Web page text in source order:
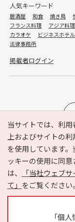
当サイトでは、利
上およびサイトの
を使用しています
ッキーの使用に同
は、
「当社ウェブ
て」 をご覧ください。
「個
e-NAVITA（イーナ
利用規約
個
サイトマップ
人気キーワード
居酒屋 和食 焼き鳥
フランス料理
アジア料理
カラオケ
ビジネスホテル
法律事務所
掲載者ログイン